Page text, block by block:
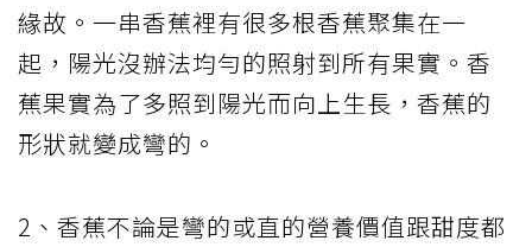
緣故。一串香蕉裡有很多根香蕉聚集在一
起，陽光沒辦法均勻的照射到所有果實。香
蕉果實為了多照到陽光而向上生長，香蕉的
形狀就變成彎的。
2、香蕉不論是彎的或直的營養價值跟甜度都